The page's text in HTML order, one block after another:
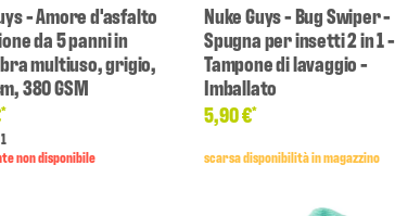
- Amore d'asfalto
da 5 panni in
multiuso, grigio,
380 GSM
*
non disponibile
Nuke Guys - Bug Swiper -
Spugna per insetti 2 in 1 -
Tampone di lavaggio -
Imballato
5,90 €*
scarsa disponibilità in magazzino